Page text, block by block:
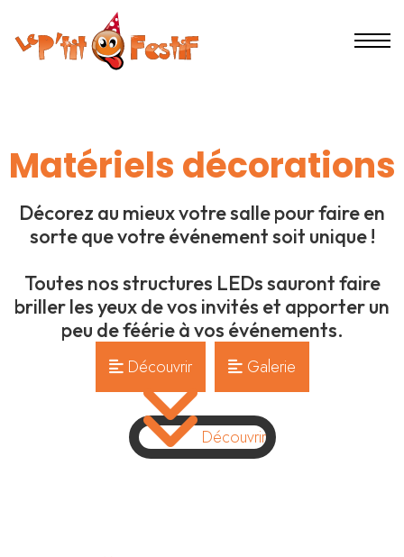
Matériels décorations
Décorez au mieux votre salle pour faire en
sorte que votre événement soit unique !
Toutes nos structures LEDs sauront faire
briller les yeux de vos invités et apporter un
peu de féérie à vos événements.
Découvrir Galerie
Découvrir